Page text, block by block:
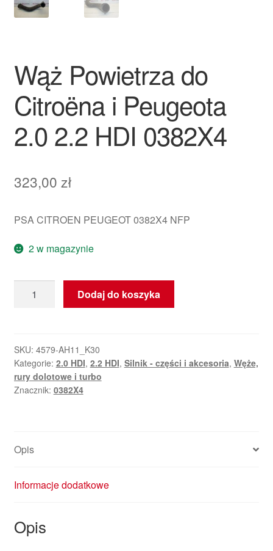
Zasady i warunki
Wąż Powietrza do
Citroëna i Peugeota
2.0 2.2 HDI 0382X4
323,00 zł
PSA CITROEN PEUGEOT 0382X4 NFP
2 w magazynie
Citroëna
i
Peugeota
2.0
Dodaj do koszyka
SKU: 4579-AH11_K30
Kategorie: 2.0 HDI, 2.2 HDI, Silnik - części i akcesoria, Węże,
rury dolotowe i turbo
Znacznik: 0382X4
Opis
Informacje dodatkowe
Opis